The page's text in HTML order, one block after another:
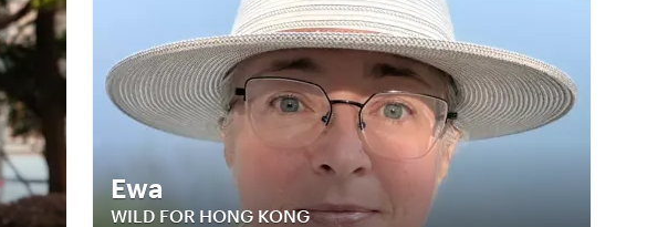
Ewa
WILD FOR HONG KONG